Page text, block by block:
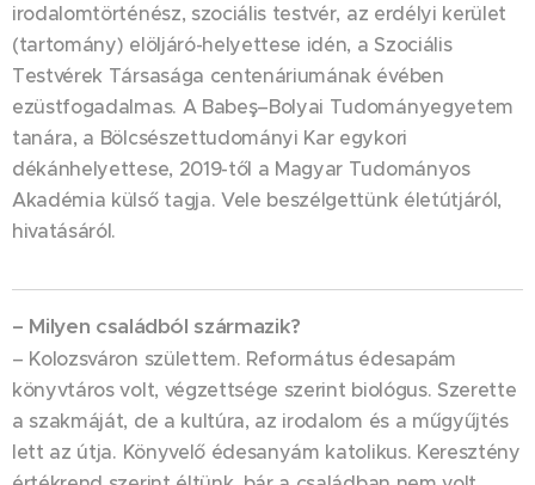
irodalomtörténész, szociális testvér, az erdélyi kerület
(tartomány) elöljáró-helyettese idén, a Szociális
Testvérek Társasága centenáriumának évében
ezüstfogadalmas. A Babeş–Bolyai Tudományegyetem
tanára, a Bölcsészettudományi Kar egykori
dékánhelyettese, 2019-től a Magyar Tudományos
Akadémia külső tagja. Vele beszélgettünk életútjáról,
hivatásáról.
– Milyen családból származik?
– Kolozsváron születtem. Református édesapám
könyvtáros volt, végzettsége szerint biológus. Szerette
a szakmáját, de a kultúra, az irodalom és a műgyűjtés
lett az útja. Könyvelő édesanyám katolikus. Keresztény